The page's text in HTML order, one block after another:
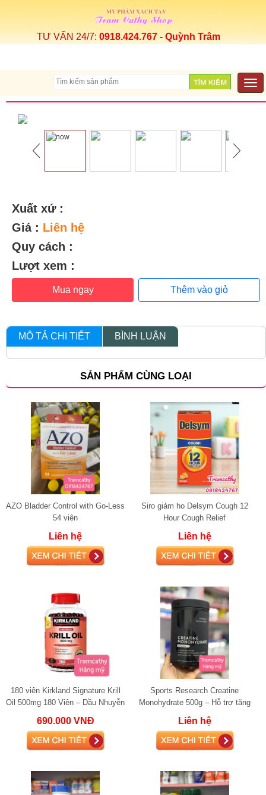
TƯ VẤN 24/7: 0918.424.767 - Quỳnh Trâm
Xuất xứ :
Giá : Liên hệ
Quy cách :
Lượt xem :
Mua ngay Thêm vào giỏ
MÔ TẢ CHI TIẾT BÌNH LUẬN
SẢN PHẨM CÙNG LOẠI
AZO Bladder Control with Go-Less
54 viên
Liên hệ
Siro giảm ho Delsym Cough 12
Hour Cough Relief
Liên hệ
180 viên Kirkland Signature Krill
Oil 500mg 180 Viên – Dầu Nhuyễn
Não B
690.000 VNĐ
Sports Research Creatine
Monohydrate 500g – Hỗ trợ tăng
cơ, tăng sức mạnh và hiệu suất
tập luyện
Liên hệ